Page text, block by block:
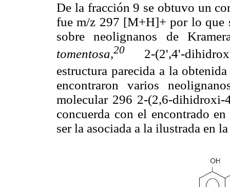
De la fracción 9 se obtuvo un
fue m/z 297 [M+H]+ por lo que
sobre neolignanos de
tomentosa,20
2-(2',4'-
estructura parecida a la
encontraron varios
molecular 296 2-(2,6-dihidroxi-
concuerda con el encontrado
ser la asociada a la ilustrada en